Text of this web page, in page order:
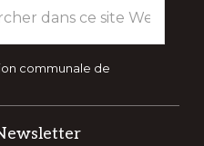
communale de